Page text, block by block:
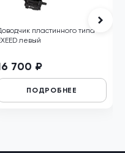
пластинного типа
левый
700 ₽
ПОДРОБНЕЕ